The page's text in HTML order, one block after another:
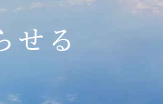
せる